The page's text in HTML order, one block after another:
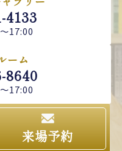
4133
17:00
ーム
8640
17:00
来場予約